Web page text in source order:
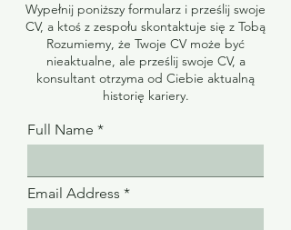
Wypełnij poniższy formularz i prześlij swoje
CV, a ktoś z zespołu skontaktuje się z Tobą
Rozumiemy, że Twoje CV może być
nieaktualne, ale prześlij swoje CV, a
konsultant otrzyma od Ciebie aktualną
historię kariery.
Full Name
Email Address